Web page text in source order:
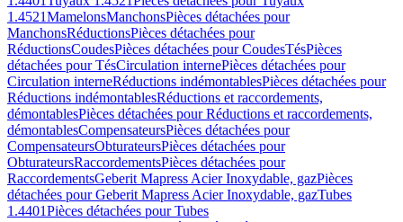
1.4521MamelonsManchonsPièces détachées pour
ManchonsRéductionsPièces détachées pour
RéductionsCoudesPièces détachées pour CoudesTésPièces
détachées pour TésCirculation internePièces détachées pour
Circulation interneRéductions indémontablesPièces détachées pour
Réductions indémontablesRéductions et raccordements,
démontablesPièces détachées pour Réductions et raccordements,
démontablesCompensateursPièces détachées pour
CompensateursObturateursPièces détachées pour
ObturateursRaccordementsPièces détachées pour
RaccordementsGeberit Mapress Acier Inoxydable, gazPièces
détachées pour Geberit Mapress Acier Inoxydable, gazTubes
1.4401Pièces détachées pour Tubes